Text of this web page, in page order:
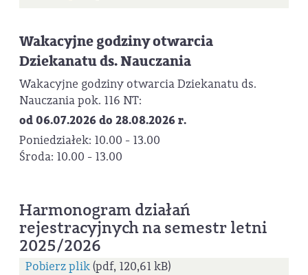
Wakacyjne godziny otwarcia
Dziekanatu ds. Nauczania
Wakacyjne godziny otwarcia Dziekanatu ds.
Nauczania pok. 116 NT:
od 06.07.2026 do 28.08.2026 r.
Poniedziałek: 10.00 - 13.00
Środa: 10.00 - 13.00
Harmonogram działań
rejestracyjnych na semestr letni
2025/2026
Pobierz plik(pdf, 120,61 kB)